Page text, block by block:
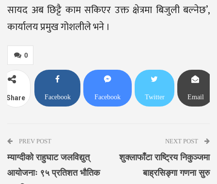
सायद अब छिट्टै काम सकिएर उक्त क्षेत्रमा बिजुली बल्नेछ’,
कार्यालय प्रमुख गोशलीले भने ।
0
Share Facebook Facebook Twitter Email
PREV POST
म्याग्दीको राहुघाट जलविद्युत्
आयोजनाः ९५ प्रतिशत भौतिक
NEXT POST
शुक्लाफाँटा राष्ट्रिय निकुञ्जमा
बाह्रसिङ्गा गणना सुरु